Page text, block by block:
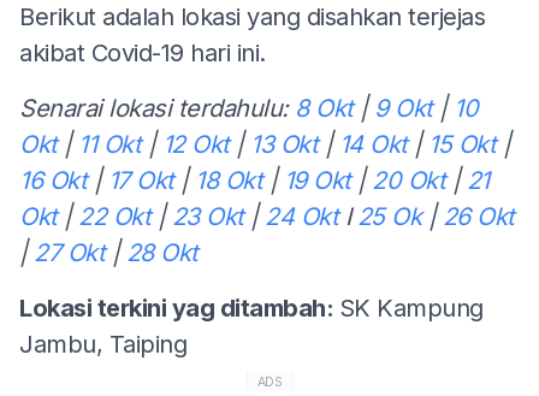
Berikut adalah lokasi yang disahkan terjejas
akibat Covid-19 hari ini.
Senarai lokasi terdahulu: 8 Okt| 9 Okt| 10
Okt| 11 Okt| 12 Okt| 13 Okt| 14 Okt| 15 Okt|
16 Okt| 17 Okt| 18 Okt| 19 Okt| 20 Okt| 21
Okt| 22 Okt| 23 Okt| 24 OktI 25 Ok| 26 Okt
| 27 Okt| 28 Okt
Lokasi terkini yag ditambah: SK Kampung
Jambu, Taiping
ADS